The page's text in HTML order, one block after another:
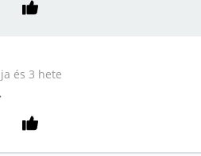
és 3 hete